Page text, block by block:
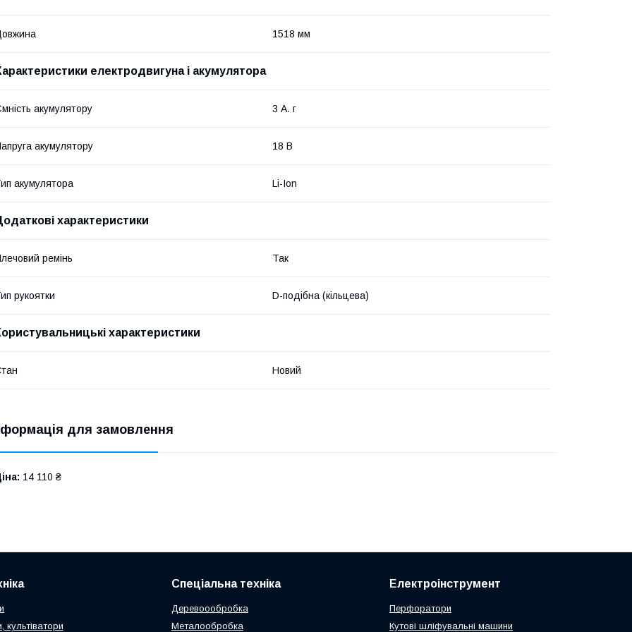
1518 мм
електродвигуна і акумулятора
акумулятору 3 А. г
акумулятору 18 В
акумулятора Li-Ion
характеристики
ремінь Так
рукоятки D-подібна (кільцева)
характеристики
Новий
для замовлення
14 110 ₴
культіватори
Спеціальна техніка
Деревоообробка
Металообробка
Електроінструмент
Перфоратори
Кутові шліфувальні машини